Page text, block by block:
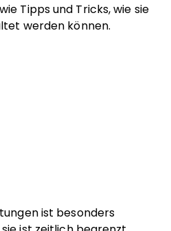
Tipps und Tricks, wie sie
werden können.
ist besonders